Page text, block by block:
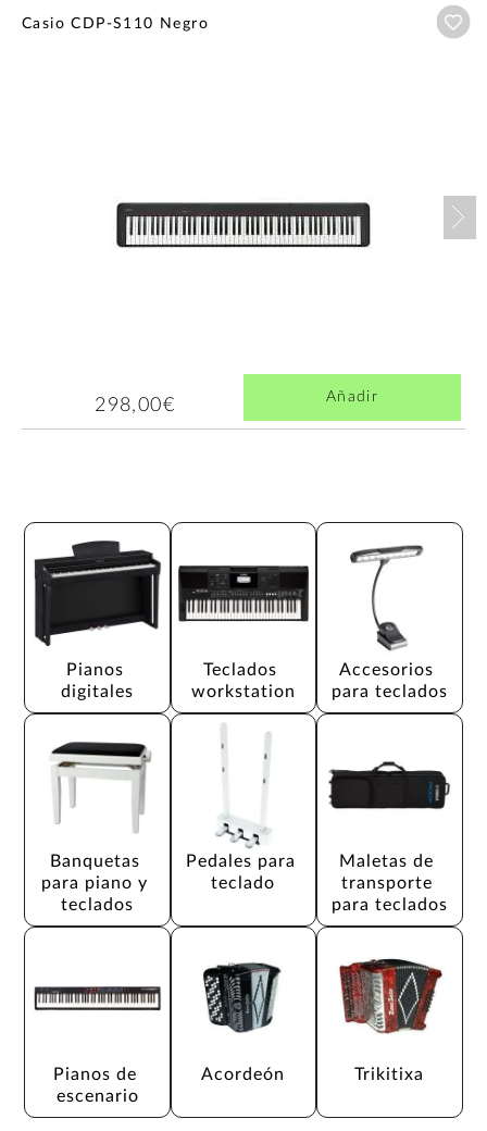
Casio CDP-S110 Negro
298,00€ Añadir
Pianos
digitales
Teclados
workstation
Accesorios
para teclados
Banquetas
para piano y
teclados
Pedales para
teclado
Maletas de
transporte
para teclados
Pianos de
escenario
Acordeón Trikitixa